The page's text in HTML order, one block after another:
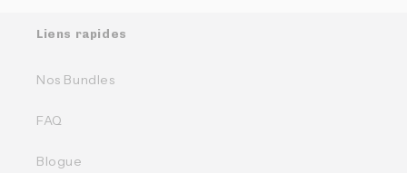
Liens rapides
Nos Bundles
FAQ
Blogue